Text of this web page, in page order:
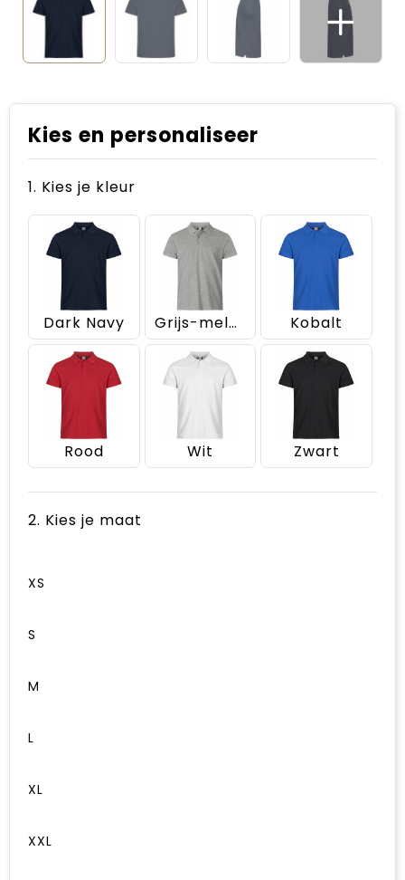
Kies en personaliseer
1. Kies je kleur
Dark Navy Grijs-melange Kobalt
Rood Wit Zwart
2. Kies je maat
XS
S
M
L
XL
XXL